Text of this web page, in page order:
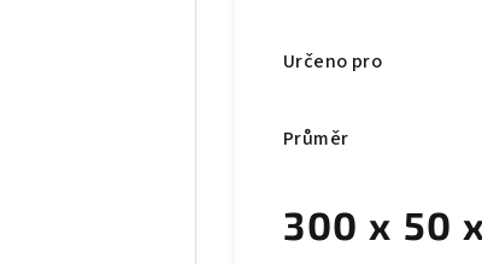
Určeno pro
Průměr
300 x 50